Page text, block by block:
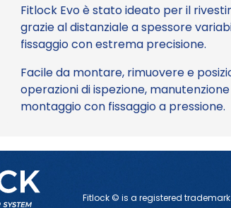
Fitlock Evo è stato ideato per il
grazie al distanziale a spessore
fissaggio con estrema precisione.
Facile da montare, rimuovere e
operazioni di ispezione,
montaggio con fissaggio a pressione.
Fitlock © is a registered trademark